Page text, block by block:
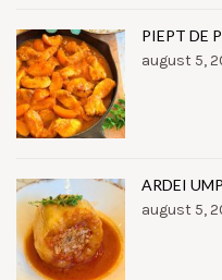
PIEPT DE
august 5,
ARDEI
august 5,